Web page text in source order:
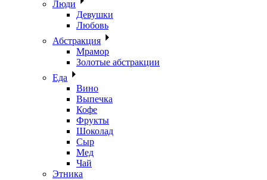
Люди
Девушки
Любовь
Абстракция
Мрамор
Золотые абстракции
Еда
Вино
Выпечка
Кофе
Фрукты
Шоколад
Сыр
Мед
Чай
Этника